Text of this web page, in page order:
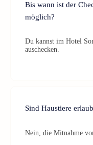
Bis wann ist der
möglich?
Du kannst im Hotel
auschecken.
Sind Haustiere
Nein, die Mitnahme